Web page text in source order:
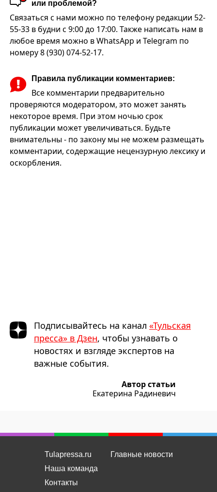
или проблемой?
Связаться с нами можно по телефону редакции 52-
55-33 в будни с 9:00 до 17:00. Также написать нам в
любое время можно в WhatsApp и Telegram по
номеру 8 (930) 074-52-17.
Правила публикации комментариев:
Все комментарии предварительно
проверяются модератором, это может занять
некоторое время. При этом ночью срок
публикации может увеличиваться. Будьте
внимательны - по закону мы не можем размещать
комментарии, содержащие нецензурную лексику и
оскорбления.
Подписывайтесь на канал «Тульская
пресса» в Дзен, чтобы узнавать о
новостях и взгляде экспертов на
важные события.
Автор статьи
Екатерина Радиневич
Tulapressa.ru
Наша команда
Контакты
Главные новости